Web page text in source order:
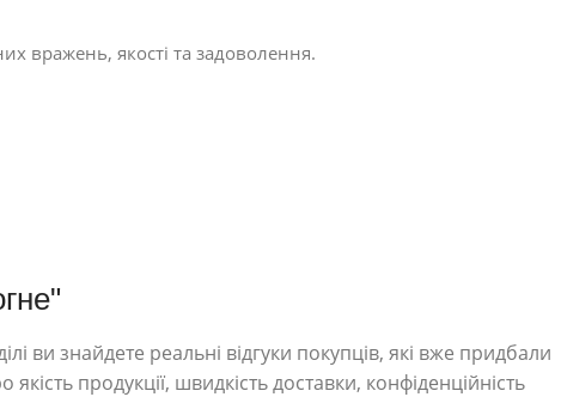
вражень, якості та задоволення.
ви знайдете реальні відгуки покупців, які вже придбали
продукції, швидкість доставки, конфіденційність